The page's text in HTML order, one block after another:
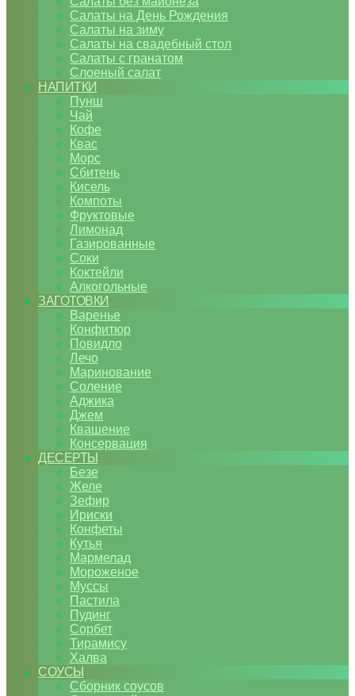
Салаты на День Рождения
Салаты на зиму
Салаты на свадебный стол
Салаты с гранатом
Слоеный салат
НАПИТКИ
Пунш
Чай
Кофе
Квас
Морс
Сбитень
Кисель
Компоты
Фруктовые
Лимонад
Газированные
Соки
Коктейли
Алкогольные
ЗАГОТОВКИ
Варенье
Конфитюр
Повидло
Лечо
Маринование
Соление
Аджика
Джем
Квашение
Консервация
ДЕСЕРТЫ
Безе
Желе
Зефир
Ириски
Конфеты
Кутья
Мармелад
Мороженое
Муссы
Пастила
Пудинг
Сорбет
Тирамису
Халва
СОУСЫ
Сборник соусов